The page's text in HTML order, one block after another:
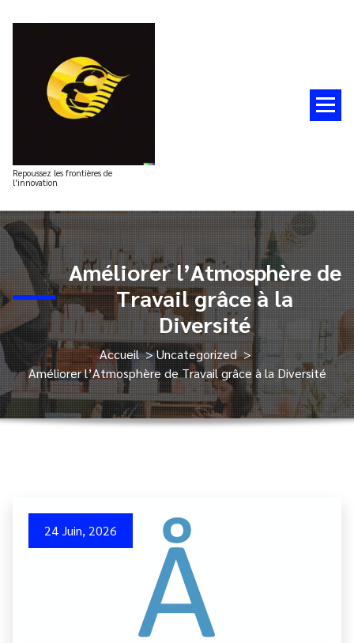
Repoussez les frontières de
l'innovation
Améliorer l’Atmosphère de
Travail grâce à la
Diversité
Accueil>Uncategorized>
Améliorer l’Atmosphère de Travail grâce à la Diversité
24 Juin, 2026